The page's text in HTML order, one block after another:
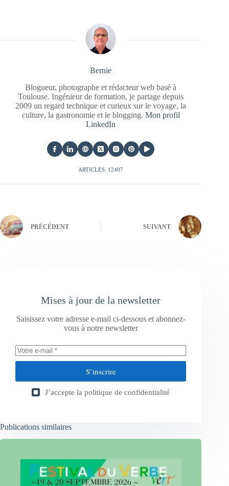
Bernie
Blogueur, photographe et rédacteur web basé à
Toulouse. Ingénieur de formation, je partage depuis
2009 un regard technique et curieux sur le voyage, la
culture, la gastronomie et le blogging. Mon profil
LinkedIn
ARTICLES: 12407
PRÉCÉDENT SUIVANT
Mises à jour de la newsletter
Saisissez votre adresse e-mail ci-dessous et abonnez-
vous à notre newsletter
S’inscrire
J’accepte la politique de confidentialité
Publications similaires